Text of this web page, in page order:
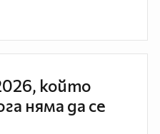
който
няма да се